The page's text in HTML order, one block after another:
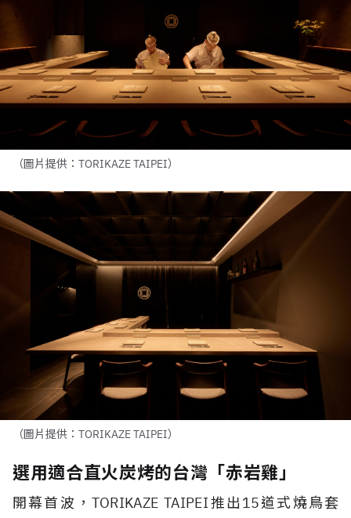
（圖片提供：TORIKAZE TAIPEI）
（圖片提供：TORIKAZE TAIPEI）
選用適合直火炭烤的台灣「赤岩雞」
開幕首波，TORIKAZE TAIPEI推出15道式燒鳥套